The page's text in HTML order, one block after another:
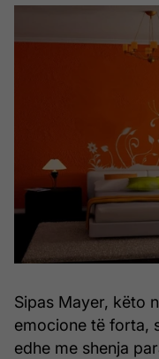
Sipas Mayer, këto
emocione të forta,
edhe me shenja